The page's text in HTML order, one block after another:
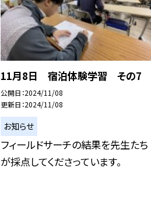
11月8日 宿泊体験学習 その7
公開日 2024/11/08
更新日 2024/11/08
お知らせ
フィールドサーチの結果を先生たち
が採点してくださっています。